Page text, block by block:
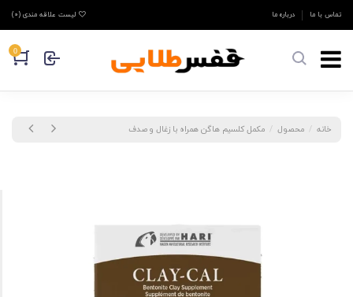
تماس با ما درباره ما لیست علاقه مندی (0
)
0
خانه محصول مکمل کلسیم هاگن همراه با زغال و صدف